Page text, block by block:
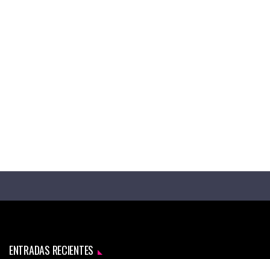
ENTRADAS RECIENTES